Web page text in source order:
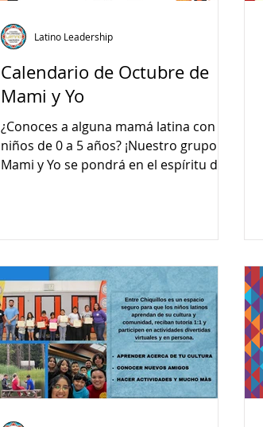
Calendario de Octubre de
Mami y Yo
¿Conoces a alguna mamá latina con
niños de 0 a 5 años? ¡Nuestro grupo de
Mami y Yo se pondrá en el espíritu de
Latino Leadership